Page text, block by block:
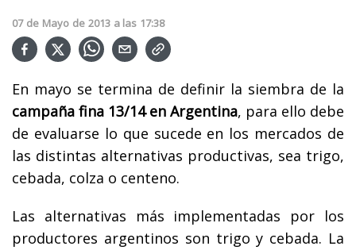
07 de Mayo de 2013 a las 17:38
En mayo se termina de definir la siembra de la
campaña fina 13/14 en Argentina, para ello debe
de evaluarse lo que sucede en los mercados de
las distintas alternativas productivas, sea trigo,
cebada, colza o centeno.
Las alternativas más implementadas por los
productores argentinos son trigo y cebada. La